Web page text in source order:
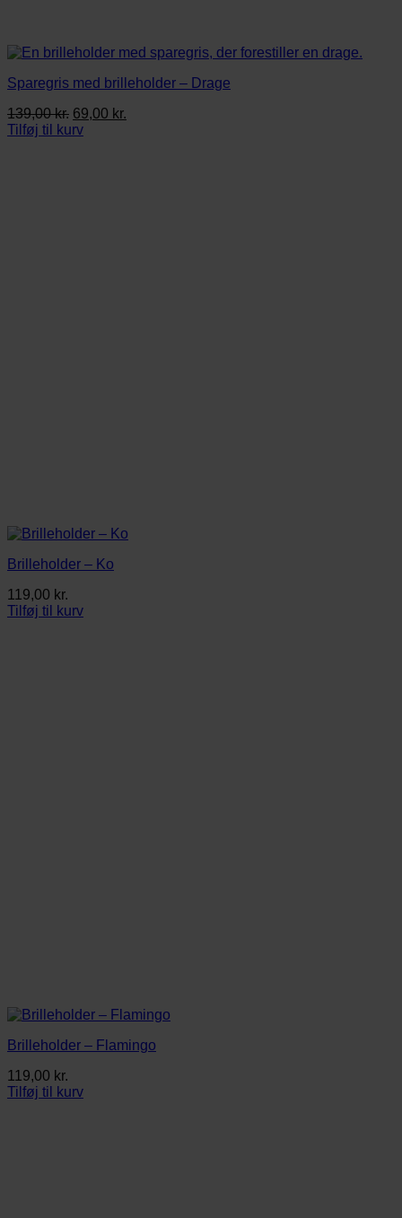
Sparegris med brilleholder – Drage
139,00kr. Den
oprindelige
69,00 kr.
Tilføj til kurv
Brilleholder – Ko
119,00 kr.
Tilføj til kurv
Brilleholder – Flamingo
119,00 kr.
Tilføj til kurv